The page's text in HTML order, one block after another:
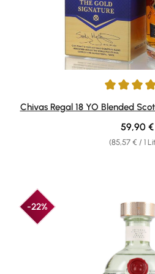
Durchschnittliche Bewertung
Chivas Regal 18 YO Blended
(85,57 € / 1
59,90 €
-22%